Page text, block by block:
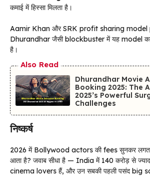
कमाई में हिस्सा मिलता है।
Aamir Khan और SRK profit sharing
Dhurandhar जैसी blockbuster में यह model कई
है।
Also Read
Dhurandhar Movie
Booking 2025: The
2025’s Powerful
Challenges
निष्कर्ष
2026 में Bollywood actors की fees सुनकर लगता
आता है? जवाब सीधा है — India में 140 करोड़ से
cinema lovers हैं, और उन सबकी पहली पसंद big